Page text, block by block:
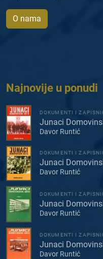
O nama
Najnovije u ponudi
DOKUMENTI I
Junaci
Davor Runtić
DOKUMENTI I
Junaci
Davor Runtić
DOKUMENTI I
Junaci
Davor Runtić
DOKUMENTI I
Junaci
Davor Runtić